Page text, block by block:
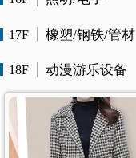
17F 橡塑/钢铁/管材
18F 动漫游乐设备